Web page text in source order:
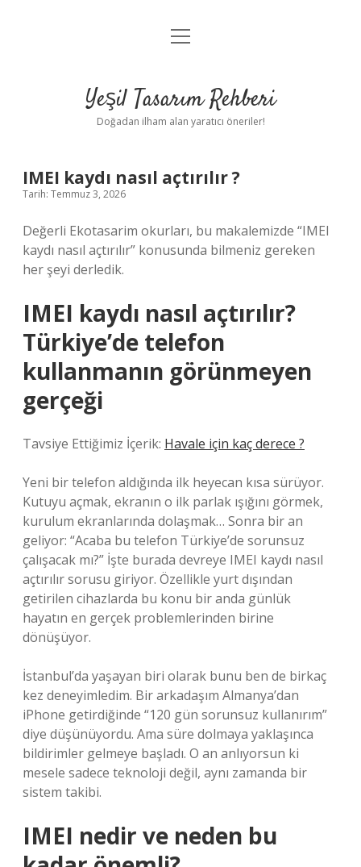
Anasayfa
Yasal Uyarı
menüyü
Yeşil Tasarım Rehberi
Doğadan ilham alan yaratıcı öneriler!
IMEI kaydı nasıl açtırılır ?
Tarih: Temmuz 3, 2026
Değerli Ekotasarim okurları, bu makalemizde “IMEI
kaydı nasıl açtırılır” konusunda bilmeniz gereken
her şeyi derledik.
IMEI kaydı nasıl açtırılır?
Türkiye’de telefon
kullanmanın görünmeyen
gerçeği
Tavsiye Ettiğimiz İçerik: Havale için kaç derece ?
Yeni bir telefon aldığında ilk heyecan kısa sürüyor.
Kutuyu açmak, ekranın o ilk parlak ışığını görmek,
kurulum ekranlarında dolaşmak… Sonra bir an
geliyor: “Acaba bu telefon Türkiye’de sorunsuz
çalışacak mı?” İşte burada devreye IMEI kaydı nasıl
açtırılır sorusu giriyor. Özellikle yurt dışından
getirilen cihazlarda bu konu bir anda günlük
hayatın en gerçek problemlerinden birine
dönüşüyor.
İstanbul’da yaşayan biri olarak bunu ben de birkaç
kez deneyimledim. Bir arkadaşım Almanya’dan
iPhone getirdiğinde “120 gün sorunsuz kullanırım”
diye düşünüyordu. Ama süre dolmaya yaklaşınca
bildirimler gelmeye başladı. O an anlıyorsun ki
mesele sadece teknoloji değil, aynı zamanda bir
sistem takibi.
IMEI nedir ve neden bu